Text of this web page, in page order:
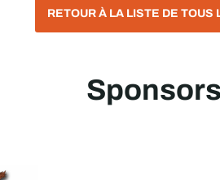
RETOUR À LA LISTE DE